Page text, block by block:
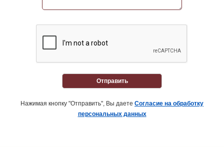
Отправить
Нажимая кнопку "Отправить", Вы даете Согласие на обработку
персональных данных